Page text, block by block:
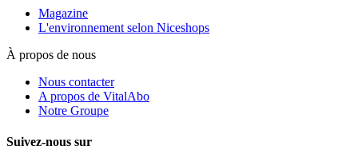
Magazine
L'environnement selon Niceshops
À propos de nous
Nous contacter
A propos de VitalAbo
Notre Groupe
Suivez-nous sur